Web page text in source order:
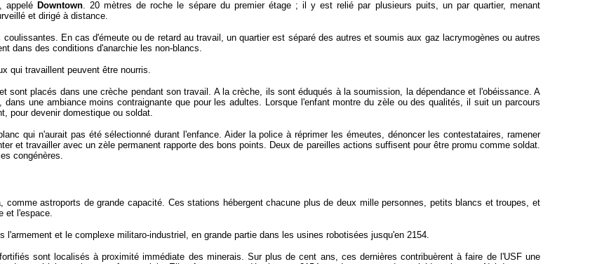
appelé Downtown.20 mètres de roche le sépare du premier étage ; il y est relié par plusieurs puits, un par quartier, menant
et dirigé à distance.
En cas d'émeute ou de retard au travail, un quartier est séparé des autres et soumis aux gaz lacrymogènes ou autres
dans des conditions d'anarchie les non-blancs.
qui travaillent peuvent être nourris.
sont placés dans une crèche pendant son travail. A la crèche, ils sont éduqués à la soumission, la dépendance et l'obéissance. A
une ambiance moins contraignante que pour les adultes. Lorsque l'enfant montre du zèle ou des qualités, il suit un parcours
pour devenir domestique ou soldat.
qui n'aurait pas été sélectionné durant l'enfance. Aider la police à réprimer les émeutes, dénoncer les contestataires, ramener
et travailler avec un zèle permanent rapporte des bons points. Deux de pareilles actions suffisent pour être promu comme soldat.
congénères.
astroports de grande capacité. Ces stations hébergent chacune plus de deux mille personnes, petits blancs et troupes, et
et l'espace.
et le complexe militaro-industriel, en grande partie dans les usines robotisées jusqu'en 2154.
sont localisés à proximité immédiate des minerais. Sur plus de cent ans, ces dernières contribuèrent à faire de l'USF une